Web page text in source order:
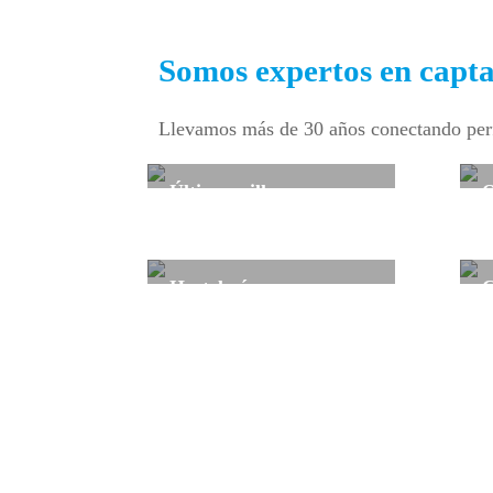
Somos expertos en
Llevamos más de 30 años conectando
Última milla
expertos en la distribución puerta a
Hostelería